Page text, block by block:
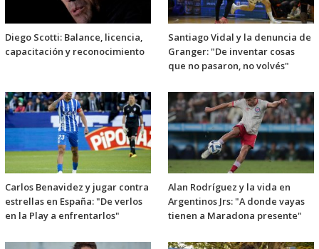
Diego Scotti: Balance, licencia,
capacitación y reconocimiento
Santiago Vidal y la denuncia de
Granger: "De inventar cosas
que no pasaron, no volvés"
Carlos Benavidez y jugar contra
estrellas en España: "De verlos
en la Play a enfrentarlos"
Alan Rodríguez y la vida en
Argentinos Jrs: "A donde vayas
tienen a Maradona presente"